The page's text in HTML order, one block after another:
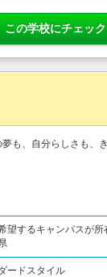
この学校にチェック
夢も、自分らしさも、
望するキャンパスが
ードスタイル